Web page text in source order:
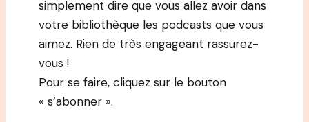
simplement dire que vous allez avoir dans
votre bibliothèque les podcasts que vous
aimez. Rien de très engageant rassurez-
vous !
Pour se faire, cliquez sur le bouton
« s’abonner ».